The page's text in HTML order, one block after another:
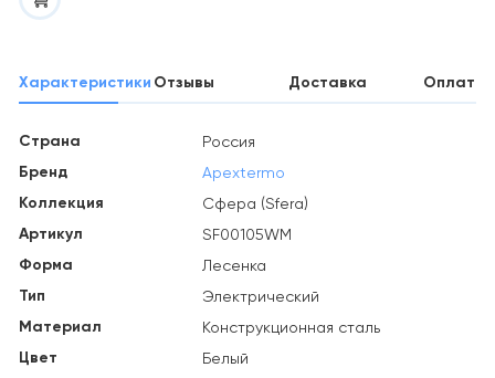
Характеристики Отзывы Доставка Оплата
Страна Россия
Бренд Apextermo
Коллекция Сфера (Sfera)
Артикул SF00105WM
Форма Лесенка
Тип Электрический
Материал Конструкционная сталь
Цвет Белый